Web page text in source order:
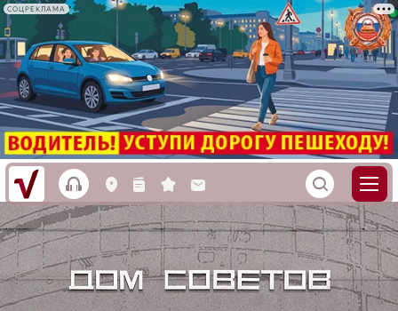
СОЦРЕКЛАМА
h L n s M S